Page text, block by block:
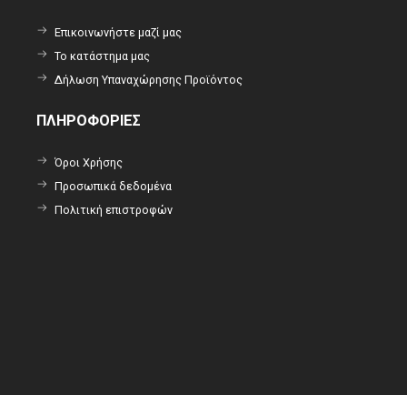
Επικοινωνήστε μαζί μας
Το κατάστημα μας
Δήλωση Υπαναχώρησης Προϊόντος
ΠΛΗΡΟΦΟΡΙΕΣ
Όροι Χρήσης
Προσωπικά δεδομένα
Πολιτική επιστροφών